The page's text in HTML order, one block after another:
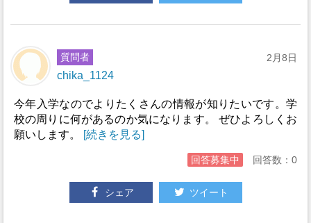
質問者
chika_1124
2月8日
今年入学なのでよりたくさんの情報が知りたいです。学
校の周りに何があるのか気になります。 ぜひよろしくお
願いします。
[続きを見る]
回答募集中 回答数：0
シェア ツイート